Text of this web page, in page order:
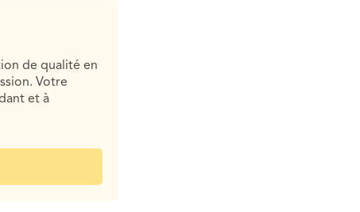
de qualité en
Votre
et à